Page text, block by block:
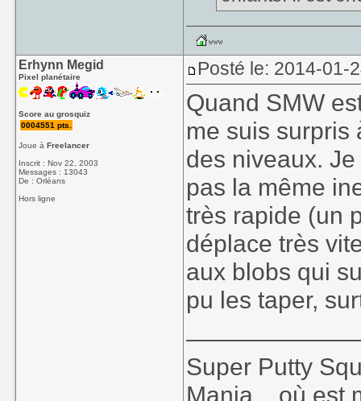
Erhynn Megid
Pixel planétaire
Score au grosquiz
0004551 pts.
Joue àFreelancer
Inscrit : Nov 22, 2003
Messages : 13043
De : Orléans
Hors ligne
Posté le: 2014-01-
Quand SMW
me suis surpris
des niveaux.
pas la même
très rapide (un
déplace très
aux blobs qui
pu les taper,
Super Putty
Mania... où est